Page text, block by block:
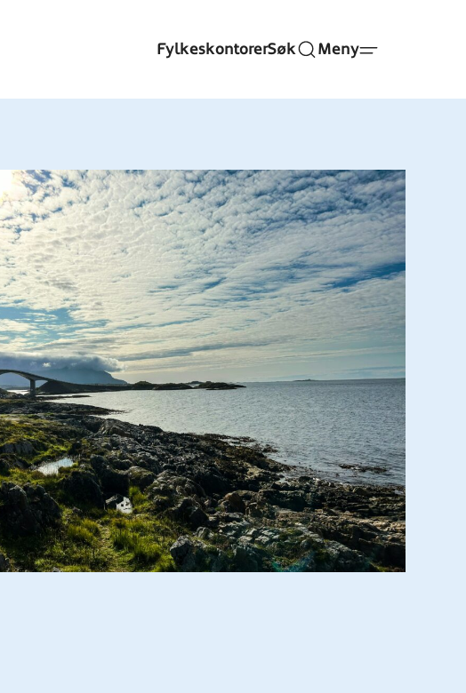
FylkeskontorerSøk Meny